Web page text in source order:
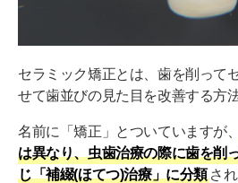
セラミック矯正とは、歯を削って
せて歯並びの見た目を改善する方法
名前に「矯正」とついていますが、
は異なり、虫歯治療の際に歯を削
じ「補綴(ほてつ)治療」に分類 さ